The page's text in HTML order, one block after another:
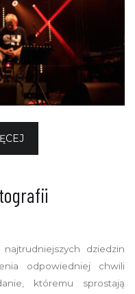
dziedzin
odpowiedniej chwili
któremu sprostają